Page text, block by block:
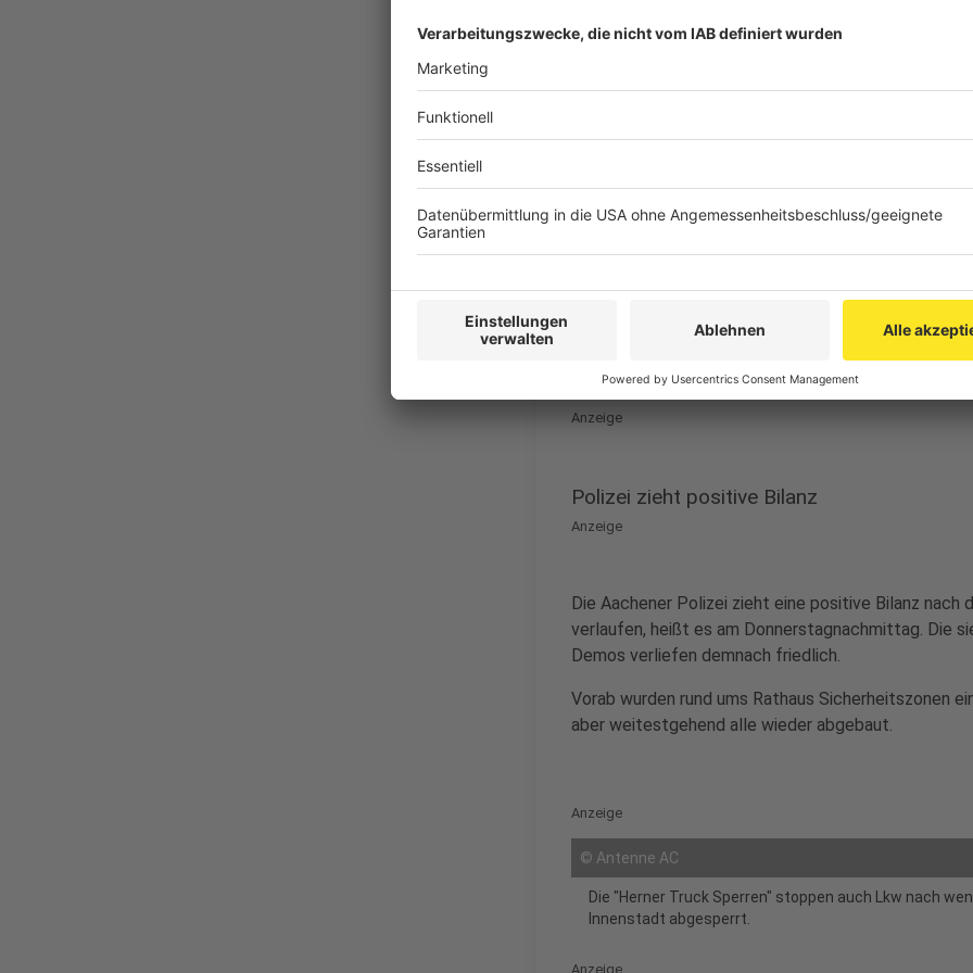
Anzeige
Sibylle Keupen,
Unabhängiges Europa
Anzeige
Polizei zieht positive Bilanz
Anzeige
Die Aachener Polizei zieht eine positive Bilanz nach
verlaufen, heißt es am Donnerstagnachmittag. Die
Demos verliefen demnach friedlich.
Vorab wurden rund ums Rathaus Sicherheitszonen
aber weitestgehend alle wieder abgebaut.
Anzeige
© Antenne AC
Die "Herner Truck Sperren" stoppen auch Lkw nach
Innenstadt abgesperrt.
Anzeige